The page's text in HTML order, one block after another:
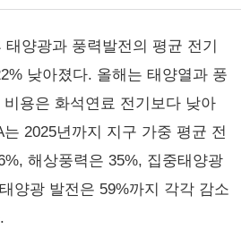
태양광과 풍력발전의 평균 전기
낮아졌다. 올해는 태양열과 풍
용은 화석연료 전기보다 낮아
2025년까지 지구 가중 평균 전
해상풍력은 35%, 집중태양광
양광 발전은 59%까지 각각 감소